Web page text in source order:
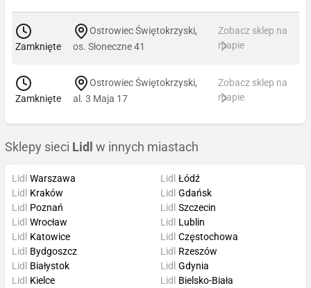
Zamknięte
Ostrowiec Świętokrzyski,
os. Słoneczne 41
Zobacz sklep na
mapie
Zamknięte
Ostrowiec Świętokrzyski,
al. 3 Maja 17
Zobacz sklep na
mapie
Sklepy sieci Lidl w innych miastach
Lidl Warszawa
Lidl Kraków
Lidl Poznań
Lidl Wrocław
Lidl Łódź
Lidl Gdańsk
Lidl Szczecin
Lidl Lublin
Lidl Katowice
Lidl Bydgoszcz
Lidl Białystok
Lidl Kielce
Lidl Częstochowa
Lidl Rzeszów
Lidl Gdynia
Lidl Bielsko-Biała